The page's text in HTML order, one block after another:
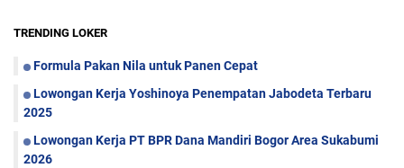
TRENDING LOKER
Formula Pakan Nila untuk Panen Cepat
Lowongan Kerja Yoshinoya Penempatan Jabodeta Terbaru
2025
Lowongan Kerja PT BPR Dana Mandiri Bogor Area Sukabumi
2026